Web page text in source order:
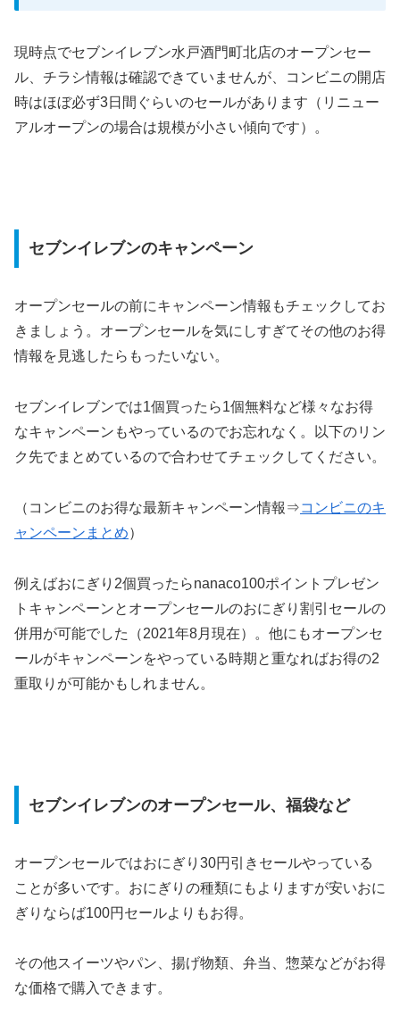
現時点でセブンイレブン水戸酒門町北店のオープンセー
ル、チラシ情報は確認できていませんが、コンビニの開店
時はほぼ必ず3日間ぐらいのセールがあります（リニュー
アルオープンの場合は規模が小さい傾向です）。
セブンイレブンのキャンペーン
オープンセールの前にキャンペーン情報もチェックしてお
きましょう。オープンセールを気にしすぎてその他のお得
情報を見逃したらもったいない。
セブンイレブンでは1個買ったら1個無料など様々なお得
なキャンペーンもやっているのでお忘れなく。以下のリン
ク先でまとめているので合わせてチェックしてください。
（コンビニのお得な最新キャンペーン情報⇒コンビニのキ
ャンペーンまとめ）
例えばおにぎり2個買ったらnanaco100ポイントプレゼン
トキャンペーンとオープンセールのおにぎり割引セールの
併用が可能でした（2021年8月現在）。他にもオープンセ
ールがキャンペーンをやっている時期と重なればお得の2
重取りが可能かもしれません。
セブンイレブンのオープンセール、福袋など
オープンセールではおにぎり30円引きセールやっている
ことが多いです。おにぎりの種類にもよりますが安いおに
ぎりならば100円セールよりもお得。
その他スイーツやパン、揚げ物類、弁当、惣菜などがお得
な価格で購入できます。